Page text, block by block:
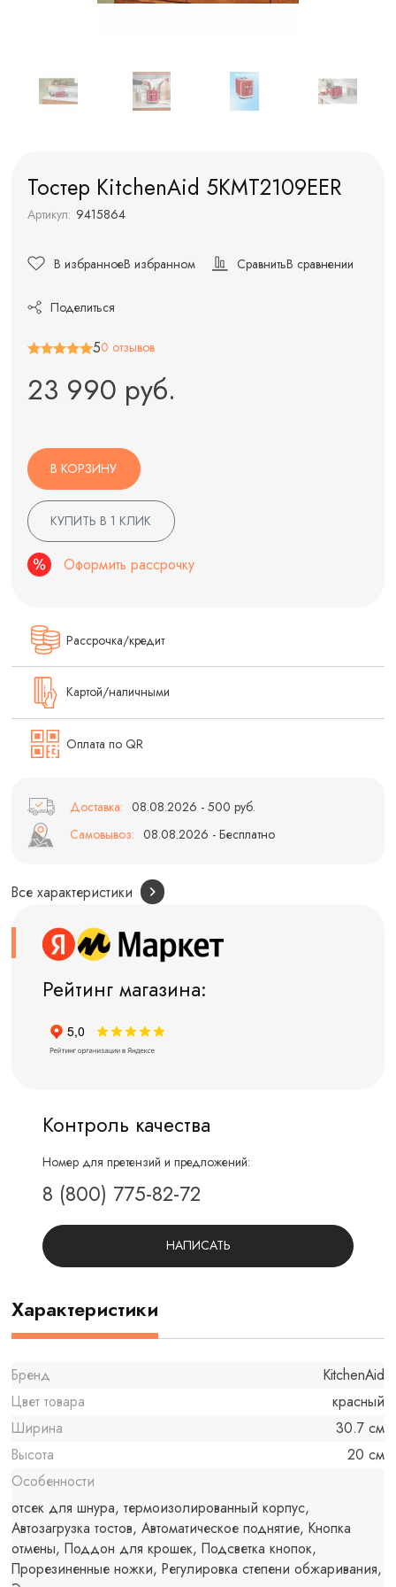
Тостер KitchenAid 5KMT2109EER
Артикул: 9415864
В избранноеВ избранном СравнитьВ сравнении
Поделиться
50 отзывов
23 990 руб.
В КОРЗИНУ
КУПИТЬ В 1 КЛИК
Оформить рассрочку
Рассрочка/кредит
Картой/наличными
Оплата по QR
Доставка: 08.08.2026 - 500 руб.
Самовывоз: 08.08.2026 - Бесплатно
Все характеристики
Рейтинг магазина:
Контроль качества
Номер для претензий и предложений:
8 (800) 775-82-72
НАПИСАТЬ
Характеристики
Бренд
KitchenAid
Цвет товара
красный
Ширина
30.7 см
Высота
20 см
Особенности
отсек для шнура, термоизолированный корпус,
Автозагрузка тостов, Автоматическое поднятие, Кнопка
отмены, Поддон для крошек, Подсветка кнопок,
Прорезиненные ножки, Регулировка степени обжаривания,